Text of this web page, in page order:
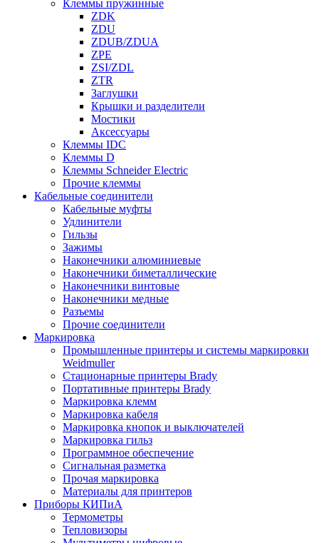
Клеммы пружинные
ZDK
ZDU
ZDUB/ZDUA
ZPE
ZSI/ZDL
ZTR
Заглушки
Крышки и разделители
Мостики
Аксессуары
Клеммы IDC
Клеммы D
Клеммы Schneider Electric
Прочие клеммы
Кабельные соединители
Кабельные муфты
Удлинители
Гильзы
Зажимы
Наконечники алюминиевые
Наконечники биметаллические
Наконечники винтовые
Наконечники медные
Разъемы
Прочие соединители
Маркировка
Промышленные принтеры и системы маркировки
Weidmuller
Стационарные принтеры Brady
Портативные принтеры Brady
Маркировка клемм
Маркировка кабеля
Маркировка кнопок и выключателей
Маркировка гильз
Программное обеспечение
Сигнальная разметка
Прочая маркировка
Материалы для принтеров
Приборы КИПиА
Термометры
Тепловизоры